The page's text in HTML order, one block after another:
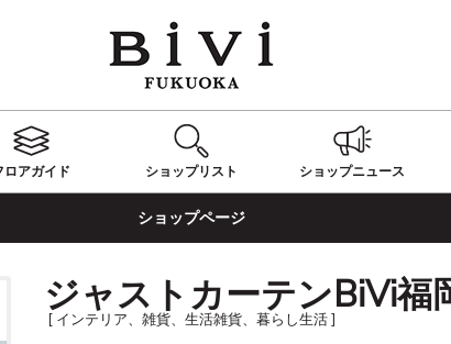
ロアガイド ショップリスト ショップニュース
ショップページ
ジャストカーテンBiVi福
[ インテリア、雑貨、生活雑貨、暮らし生活 ]